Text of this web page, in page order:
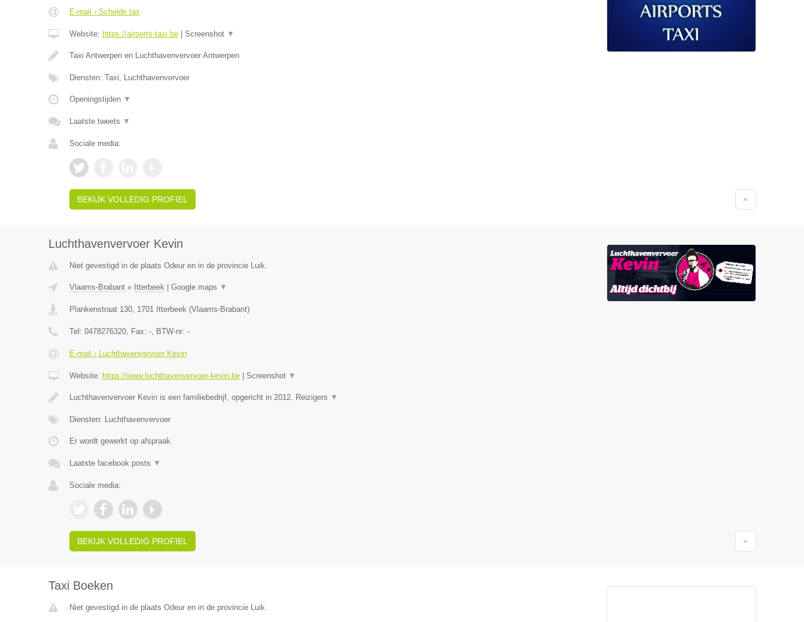
E-mail › Schelde tax
Website: https://airports-taxi.be| Screenshot ▼
Taxi Antwerpen en Luchthavenvervoer Antwerpen
Diensten: Taxi, Luchthavenvervoer
Openingstijden ▼
Laatste tweets ▼
Sociale media:
BEKIJK VOLLEDIG PROFIEL
Luchthavenvervoer Kevin
Niet gevestigd in de plaats Odeur en in de provincie Luik.
Vlaams-Brabant» Itterbeek| Google maps ▼
Plankenstraat 130, 1701 Itterbeek(Vlaams-Brabant)
Tel: 0478276320, Fax: -, BTW-nr: -
E-mail › Luchthavenvervoer Kevin
Website: https://www.luchthavenvervoer-kevin.be| Screenshot ▼
Luchthavenvervoer Kevin is een familiebedrijf, opgericht in 2012. Reizigers ▼
Diensten: Luchthavenvervoer
Er wordt gewerkt op afspraak.
Laatste facebook posts ▼
Sociale media:
BEKIJK VOLLEDIG PROFIEL
Taxi Boeken
Niet gevestigd in de plaats Odeur en in de provincie Luik.